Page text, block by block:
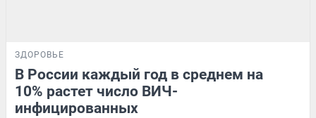
ЗДОРОВЬЕ
В России каждый год в среднем на
10% растет число ВИЧ-
инфицированных